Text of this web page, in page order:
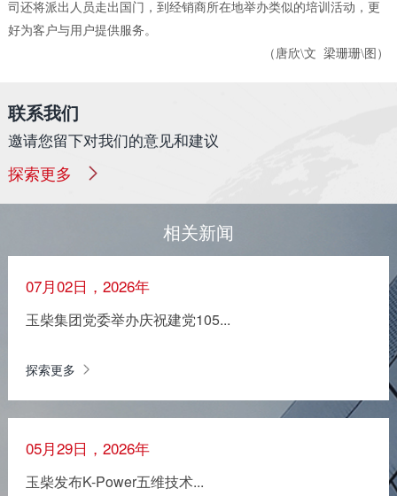
司还将派出人员走出国门，到经销商所在地举办类似的培训活动，更
好为客户与用户提供服务。
（唐欣\文 梁珊珊\图）
联系我们
邀请您留下对我们的意见和建议
探索更多
相关新闻
07月02日，2026年
玉柴集团党委举办庆祝建党105...
探索更多
05月29日，2026年
玉柴发布K-Power五维技术...